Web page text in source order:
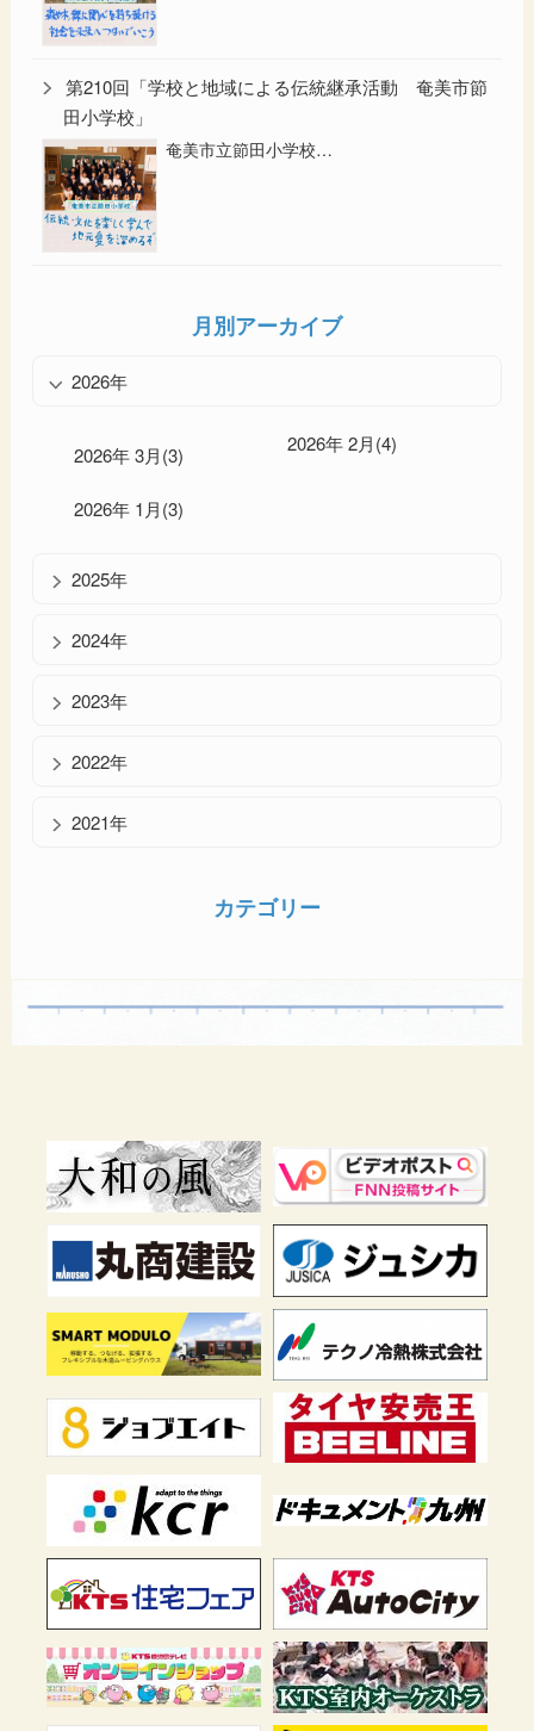
第210回「学校と地域による伝統継承活動 奄美市節
田小学校」
奄美市立節田小学校…
月別アーカイブ
2026年
2026年 3月(3) 2026年 2月(4)
2026年 1月(3)
2025年
2024年
2023年
2022年
2021年
カテゴリー